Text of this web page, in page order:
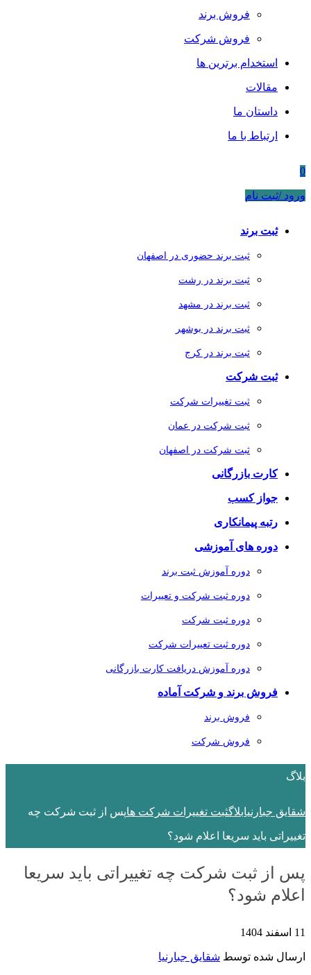
فروش برند
فروش شرکت
استخدام برترین ها
مقالات
داستان ما
ارتباط با ما
0
ورود /ثبت نام
ثبت برند
ثبت برند حضوری در اصفهان
ثبت برند در رشت
ثبت برند در مشهد
ثبت برند در بوشهر
ثبت برند در کرج
ثبت شرکت
ثبت تغییرات شرکت
ثبت شرکت در عمان
ثبت شرکت در اصفهان
کارت بازرگانی
جواز کسب
رتبه پیمانکاری
دوره های آموزشی
دوره آموزش ثبت برند
دوره ثبت شرکت و تعییرات
دوره ثبت شرکت
دوره ثبت تعییرات شرکت
دوره آموزش دریافت کارت بازرگانی
فروش برند و شرکت آماده
فروش برند
فروش شرکت
بلاگ
شقایق جبارنیابلاگثبت تغییرات شرکت هاپس از ثبت شرکت چه
تغییراتی باید سریعا اعلام شود؟
پس از ثبت شرکت چه تغییراتی باید سریعا
اعلام شود؟
11 اسفند 1404
ارسال شده توسط شقایق جبارنیا